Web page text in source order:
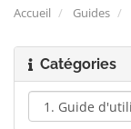
Accueil Guides
Catégories